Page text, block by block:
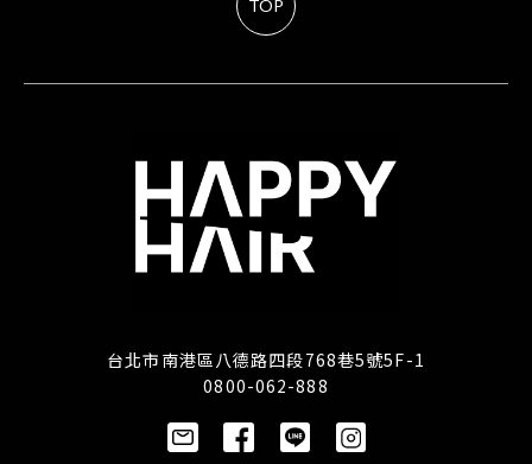
TOP
台北市南港區八德路四段768巷5號5F-1
0800-062-888